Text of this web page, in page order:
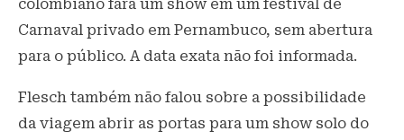
colombiano fará um show em um festival de
Carnaval privado em Pernambuco, sem abertura
para o público. A data exata não foi informada.
Flesch também não falou sobre a possibilidade
da viagem abrir as portas para um show solo do